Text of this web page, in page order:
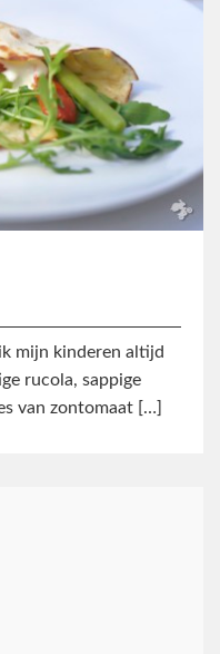
mijn kinderen altijd
rucola, sappige
van zontomaat […]